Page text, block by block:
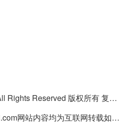
©沈阳汇海科技有限公司 All Rights Reserved 版权所有 复制必究
本站郑重声明：www.hvihi.com网站内容均为互联网转载如有侵权请联系QQ:55506560删除